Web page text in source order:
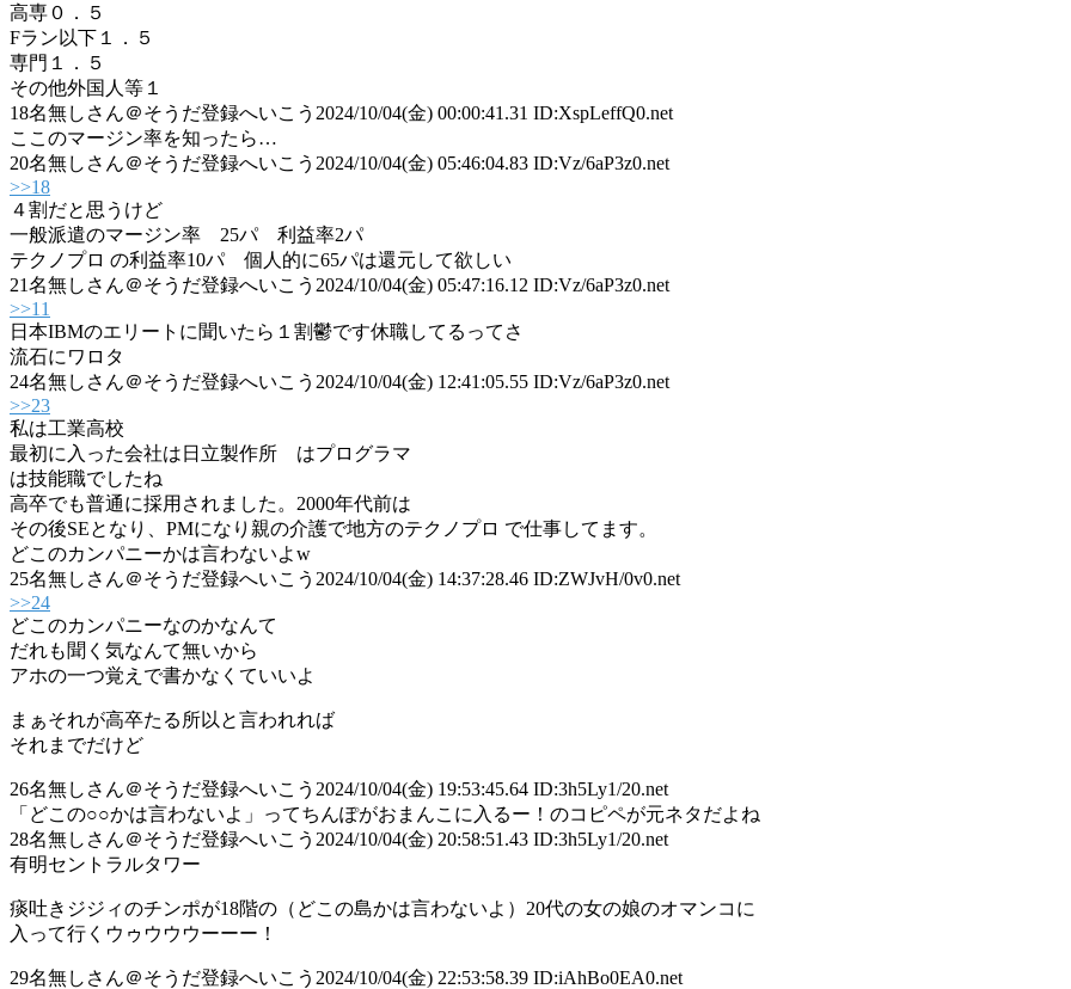
高専０．５
Fラン以下１．５
専門１．５
その他外国人等１
18名無しさん＠そうだ登録へいこう 2024/10/04(金) 00:00:41.31 ID:XspLeffQ0.net
ここのマージン率を知ったら…
20名無しさん＠そうだ登録へいこう 2024/10/04(金) 05:46:04.83 ID:Vz/6aP3z0.net
>>18
４割だと思うけど
一般派遣のマージン率 25パ 利益率2パ
テクノプロ の利益率10パ 個人的に65パは還元して欲しい
21名無しさん＠そうだ登録へいこう 2024/10/04(金) 05:47:16.12 ID:Vz/6aP3z0.net
>>11
日本IBMのエリートに聞いたら１割鬱です休職してるってさ
流石にワロタ
24名無しさん＠そうだ登録へいこう 2024/10/04(金) 12:41:05.55 ID:Vz/6aP3z0.net
>>23
私は工業高校
最初に入った会社は日立製作所 はプログラマ
は技能職でしたね
高卒でも普通に採用されました。2000年代前は
その後SEとなり、PMになり親の介護で地方のテクノプロ で仕事してます。
どこのカンパニーかは言わないよw
25名無しさん＠そうだ登録へいこう 2024/10/04(金) 14:37:28.46 ID:ZWJvH/0v0.net
>>24
どこのカンパニーなのかなんて
だれも聞く気なんて無いから
アホの一つ覚えで書かなくていいよ
まぁそれが高卒たる所以と言われれば
それまでだけど
26名無しさん＠そうだ登録へいこう 2024/10/04(金) 19:53:45.64 ID:3h5Ly1/20.net
「どこの○○かは言わないよ」ってちんぽがおまんこに入るー！のコピペが元ネタだよね
28名無しさん＠そうだ登録へいこう 2024/10/04(金) 20:58:51.43 ID:3h5Ly1/20.net
有明セントラルタワー
痰吐きジジィのチンポが18階の（どこの島かは言わないよ）20代の女の娘のオマンコに
入って行くウゥウウウーーー！
29名無しさん＠そうだ登録へいこう 2024/10/04(金) 22:53:58.39 ID:iAhBo0EA0.net